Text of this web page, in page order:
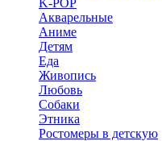
Акварельные
Аниме
Детям
Еда
Живопись
Любовь
Собаки
Этника
Ростомеры в детскую